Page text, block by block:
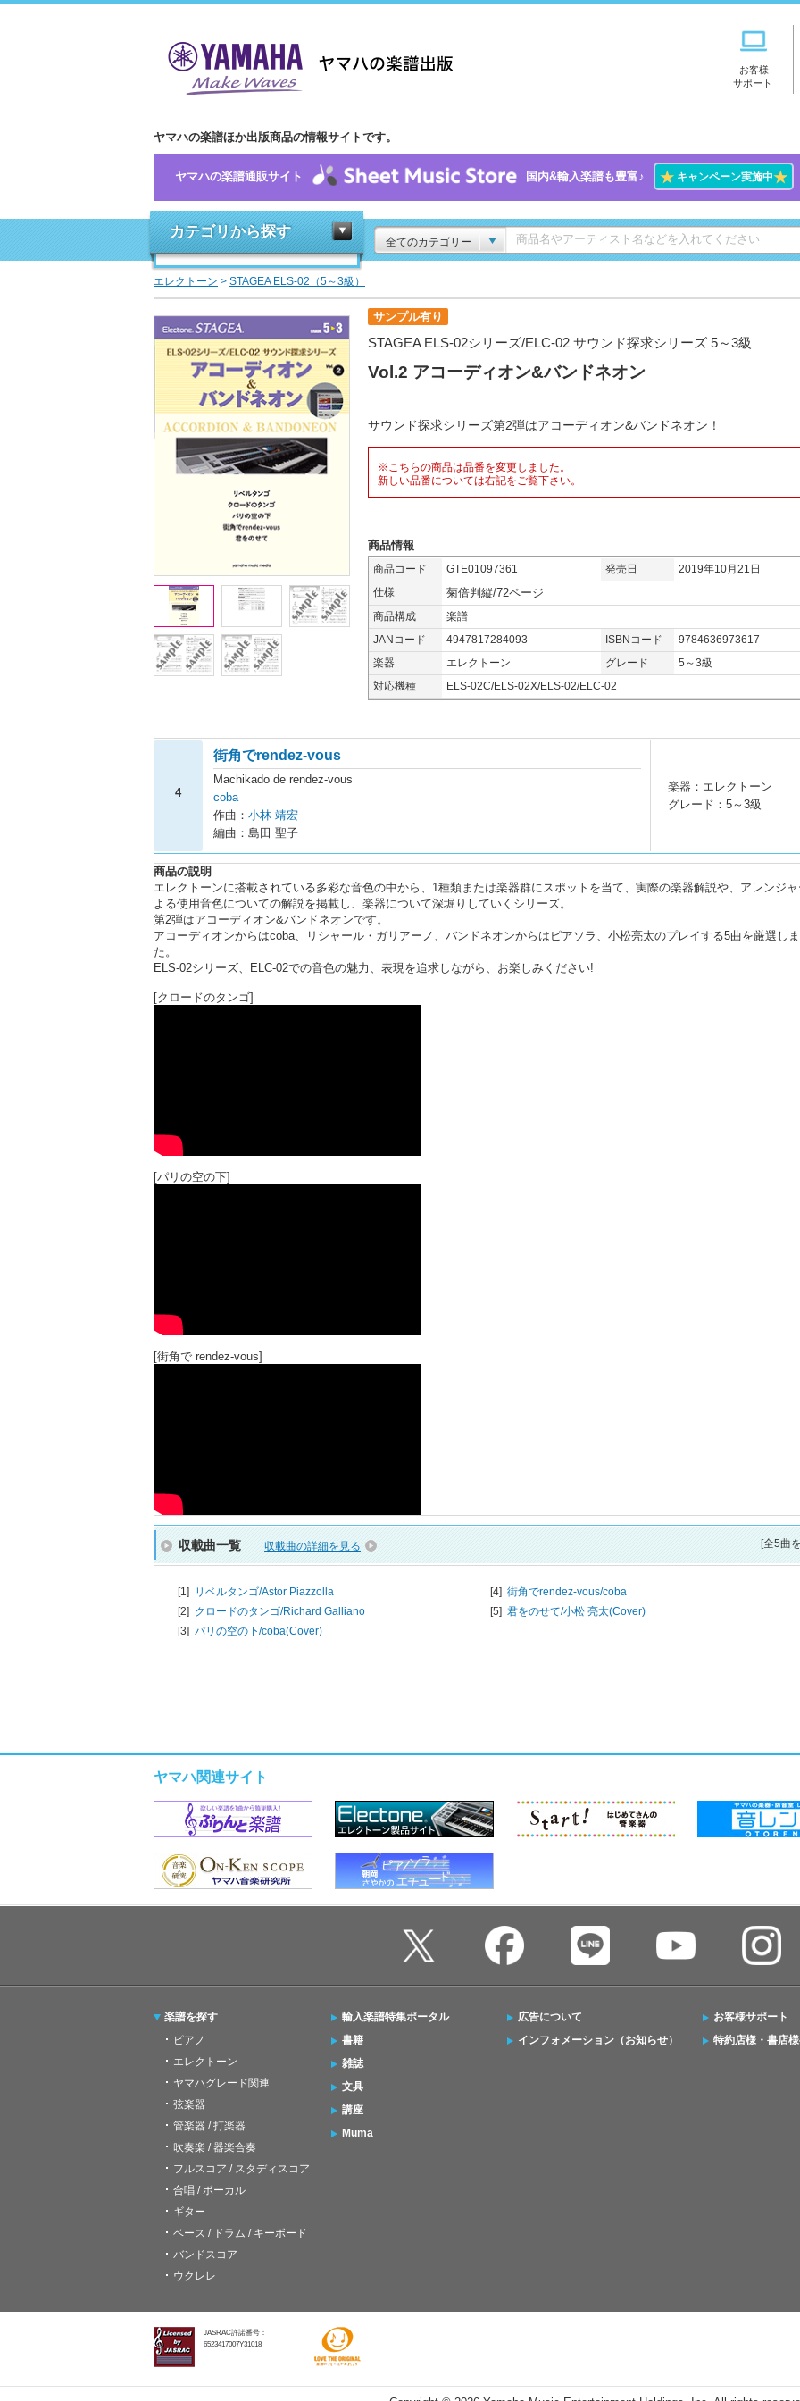
お客様
サポート
ヤマハの楽譜ほか出版商品の情報サイトです。
ヤマハの楽譜通販サイト 国内&輸入楽譜も豊富♪ ★キャンペーン実施中★
カテゴリから探す
全てのカテゴリー
エレクトーン > STAGEA ELS-02（5～3級）
サンプル有り
STAGEA ELS-02シリーズ/ELC-02 サウンド探求シリーズ 5～3級
Vol.2 アコーディオン&バンドネオン
サウンド探求シリーズ第2弾はアコーディオン&バンドネオン！
※こちらの商品は品番を変更しました。
新しい品番については右記をご覧下さい。
商品情報
商品コード GTE01097361 発売日
2019年10月21日
仕様
菊倍判縦/72ページ
商品構成
楽譜
JANコード
4947817284093 ISBNコード
9784636973617
楽器
エレクトーン グレード
5～3級
対応機種
ELS-02C/ELS-02X/ELS-02/ELC-02
4
街角でrendez-vous
Machikado de rendez-vous
coba
作曲： 小林 靖宏
編曲：島田 聖子
楽器：エレクトーン
グレード：5～3級
商品の説明
エレクトーンに搭載されている多彩な音色の中から、1種類または楽器群にスポットを当て、実際の楽器解説や、アレンジ
よる使用音色についての解説を掲載し、楽器について深堀りしていくシリーズ。
第2弾はアコーディオン&バンドネオンです。
アコーディオンからはcoba、リシャール・ガリアーノ、バンドネオンからはピアソラ、小松亮太のプレイする5曲を厳選し
た。
ELS-02シリーズ、ELC-02での音色の魅力、表現を追求しながら、お楽しみください!
[クロードのタンゴ]
[パリの空の下]
[街角で rendez-vous]
収載曲一覧 収載曲の詳細を見る [全5曲
[1] リベルタンゴ/Astor Piazzolla
[2] クロードのタンゴ/Richard Galliano
[3] パリの空の下/coba(Cover)
[4] 街角でrendez-vous/coba
[5] 君をのせて/小松 亮太(Cover)
ヤマハ関連サイト
楽譜を探す
ピアノ
エレクトーン
ヤマハグレード関連
弦楽器
管楽器 / 打楽器
吹奏楽 / 器楽合奏
フルスコア / スタディスコア
合唱 / ボーカル
ギター
ベース / ドラム / キーボード
バンドスコア
ウクレレ
輸入楽譜特集ポータル
書籍
雑誌
文具
講座
Muma
広告について
インフォメーション（お知らせ）
お客様サポート
特約店様・書店
JASRAC許諾番号：
6523417007Y31018